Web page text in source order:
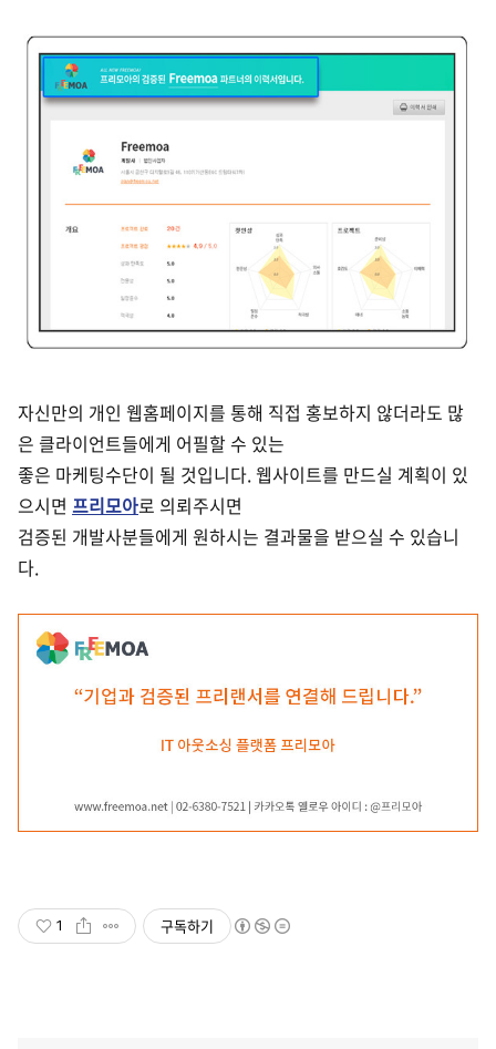
자신만의 개인 웹홈페이지를 통해 직접 홍보하지 않더라도 많
은 클라이언트들에게 어필할 수 있는
좋은 마케팅수단이 될 것입니다. 웹사이트를 만드실 계획이 있
으시면 프리모아로 의뢰주시면
검증된 개발사분들에게 원하시는 결과물을 받으실 수 있습니
다.
1 구독하기